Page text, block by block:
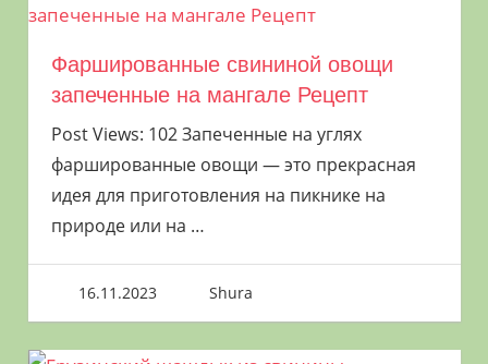
Фаршированные свининой овощи
запеченные на мангале Рецепт
Post Views: 102 Запеченные на углях
фаршированные овощи — это прекрасная
идея для приготовления на пикнике на
природе или на …
16.11.2023 Shura